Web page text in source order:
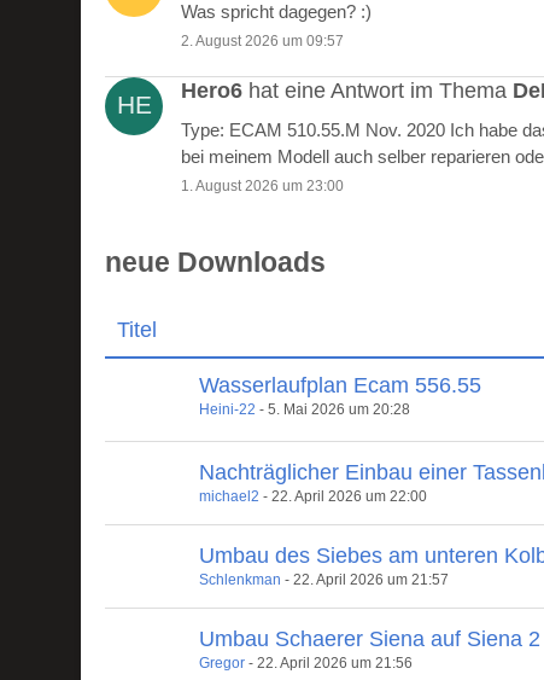
Was spricht dagegen? :)
2. August 2026 um 09:57
Hero6 hat eine Antwort im Thema
Type: ECAM 510.55.M Nov. 2020 Ich habe
bei meinem Modell auch selber reparieren
1. August 2026 um 23:00
neue Downloads
Titel
Wasserlaufplan Ecam 556.55
Heini-22 -5. Mai 2026 um 20:28
Nachträglicher Einbau einer
michael2 -22. April 2026 um 22:00
Umbau des Siebes am unteren
Schlenkman -22. April 2026 um 21:57
Umbau Schaerer Siena auf Siena 2
Gregor -22. April 2026 um 21:56